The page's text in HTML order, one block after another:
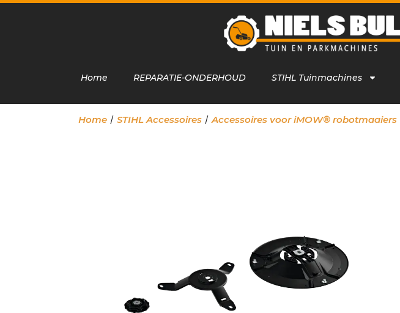
Home REPARATIE-ONDERHOUD STIHL Tuinmachines
Home / STIHL Accessoires / Accessoires voor iMOW® robotmaaiers